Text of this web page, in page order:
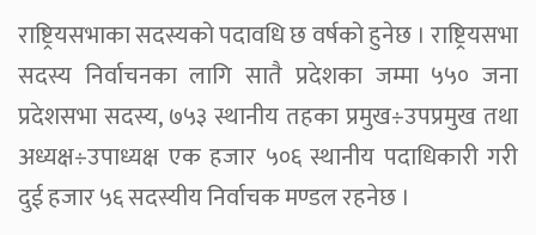
राष्ट्रियसभाका सदस्यको पदावधि छ वर्षको हुनेछ । राष्ट्रियसभा
सदस्य निर्वाचनका लागि सातै प्रदेशका जम्मा ५५० जना
प्रदेशसभा सदस्य, ७५३ स्थानीय तहका प्रमुख÷उपप्रमुख तथा
अध्यक्ष÷उपाध्यक्ष एक हजार ५०६ स्थानीय पदाधिकारी गरी
दुई हजार ५६ सदस्यीय निर्वाचक मण्डल रहनेछ ।